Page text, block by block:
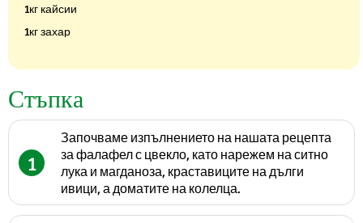
1кг кайсии
1кг захар
Стъпка
1
Започваме изпълнението на нашата рецепта
за фалафел с цвекло, като нарежем на ситно
лука и магданоза, краставиците на дълги
ивици, а доматите на колелца.